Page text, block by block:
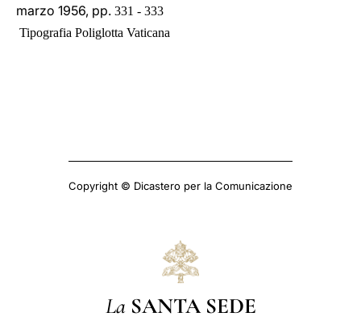
marzo 1956, pp. 331 - 333
Tipografia Poliglotta Vaticana
Copyright © Dicastero per la Comunicazione
La SANTA SEDE